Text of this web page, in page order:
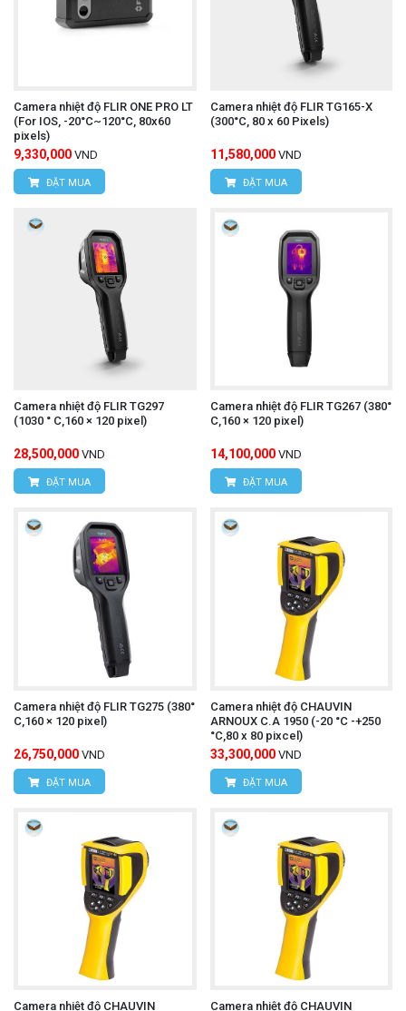
Camera nhiệt độ FLIR ONE PRO LT
(For IOS, -20°C~120°C, 80x60
pixels)
9,330,000 VND
ĐẶT MUA
Camera nhiệt độ FLIR TG165-X
(300°C, 80 x 60 Pixels)
11,580,000 VND
ĐẶT MUA
Camera nhiệt độ FLIR TG297
(1030 ° C,160 × 120 pixel)
28,500,000 VND
ĐẶT MUA
Camera nhiệt độ FLIR TG267 (380°
C,160 × 120 pixel)
14,100,000 VND
ĐẶT MUA
Camera nhiệt độ FLIR TG275 (380°
C,160 × 120 pixel)
26,750,000 VND
ĐẶT MUA
Camera nhiệt độ CHAUVIN
ARNOUX C.A 1950 (-20 °C -+250
°C,80 x 80 pixcel)
33,300,000 VND
ĐẶT MUA
Camera nhiệt độ CHAUVIN
Camera nhiệt độ CHAUVIN